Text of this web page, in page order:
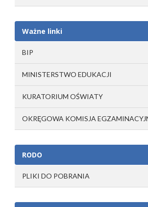
Ważne linki
BIP
MINISTERSTWO EDUKACJI
KURATORIUM OŚWIATY
OKRĘGOWA KOMISJA
RODO
PLIKI DO POBRANIA